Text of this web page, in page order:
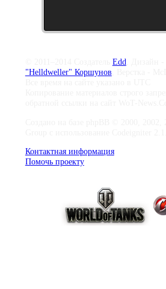
Edd, Дизайн -
"Helldweller" Коршунов
Контактная информация
Помочь проекту